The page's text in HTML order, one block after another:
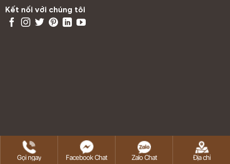
Mẫu mã đa dạng, từ vân gỗ, vân đá đến thiết kế 3D
hiện đại
Trần nhà bếp, nhà vệ sinh – khu vực có độ ẩm cao
Văn phòng, showroom, cửa hàng trưng bày
Kết nối với chúng tôi
Copyright 2026 © SanGoGiaTot.vn
Gọi ngay Facebook Chat Zalo Chat Địa chỉ